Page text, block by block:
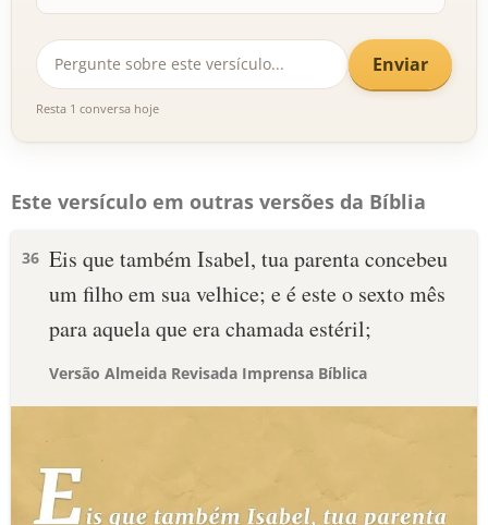
Enviar
Resta 1 conversa hoje
Este versículo em outras versões da Bíblia
36 Eis que também Isabel, tua parenta concebeu
um filho em sua velhice; e é este o sexto mês
para aquela que era chamada estéril;
Versão Almeida Revisada Imprensa Bíblica